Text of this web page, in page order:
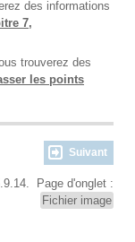
des informations
7,
trouverez des
les points
Suivant
Page d'onglet :
Fichier image